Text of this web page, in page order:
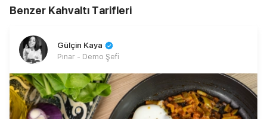
Benzer Kahvaltı Tarifleri
Gülçin Kaya
Pınar - Demo Şefi